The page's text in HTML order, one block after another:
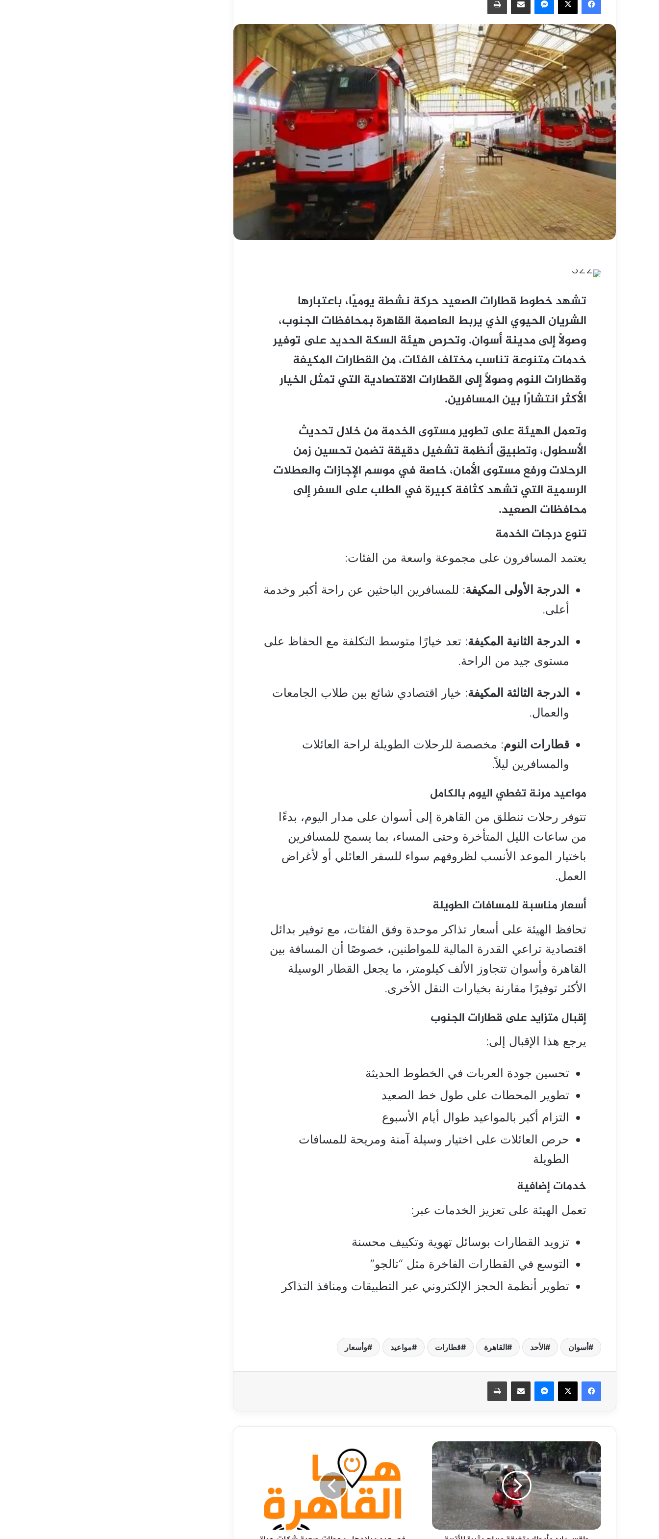
تشهد خطوط قطارات الصعيد حركة نشطة يوميًا، باعتبارها
الشريان الحيوي الذي يربط العاصمة القاهرة بمحافظات الجنوب،
وصولًا إلى مدينة أسوان. وتحرص هيئة السكة الحديد على توفير
خدمات متنوعة تناسب مختلف الفئات، من القطارات المكيفة
وقطارات النوم وصولًا إلى القطارات الاقتصادية التي تمثل الخيار
الأكثر انتشارًا بين المسافرين.
وتعمل الهيئة على تطوير مستوى الخدمة من خلال تحديث
الأسطول، وتطبيق أنظمة تشغيل دقيقة تضمن تحسين زمن
الرحلات ورفع مستوى الأمان، خاصة في موسم الإجازات والعطلات
الرسمية التي تشهد كثافة كبيرة في الطلب على السفر إلى
محافظات الصعيد.
تنوع درجات الخدمة
يعتمد المسافرون على مجموعة واسعة من الفئات:
الدرجة الأولى المكيفة: للمسافرين الباحثين عن راحة أكبر وخدمة
أعلى.
الدرجة الثانية المكيفة: تعد خيارًا متوسط التكلفة مع الحفاظ على
مستوى جيد من الراحة.
الدرجة الثالثة المكيفة: خيار اقتصادي شائع بين طلاب الجامعات
والعمال.
قطارات النوم: مخصصة للرحلات الطويلة لراحة العائلات
والمسافرين ليلاً.
مواعيد مرنة تغطي اليوم بالكامل
تتوفر رحلات تنطلق من القاهرة إلى أسوان على مدار اليوم، بدءًا
من ساعات الليل المتأخرة وحتى المساء، بما يسمح للمسافرين
باختيار الموعد الأنسب لظروفهم سواء للسفر العائلي أو لأغراض
العمل.
أسعار مناسبة للمسافات الطويلة
تحافظ الهيئة على أسعار تذاكر موحدة وفق الفئات، مع توفير بدائل
اقتصادية تراعي القدرة المالية للمواطنين، خصوصًا أن المسافة بين
القاهرة وأسوان تتجاوز الألف كيلومتر، ما يجعل القطار الوسيلة
الأكثر توفيرًا مقارنة بخيارات النقل الأخرى.
إقبال متزايد على قطارات الجنوب
يرجع هذا الإقبال إلى:
تحسين جودة العربات في الخطوط الحديثة
تطوير المحطات على طول خط الصعيد
التزام أكبر بالمواعيد طوال أيام الأسبوع
حرص العائلات على اختيار وسيلة آمنة ومريحة للمسافات
الطويلة
خدمات إضافية
تعمل الهيئة على تعزيز الخدمات عبر:
تزويد القطارات بوسائل تهوية وتكييف محسنة
التوسع في القطارات الفاخرة مثل “تالجو”
تطوير أنظمة الحجز الإلكتروني عبر التطبيقات ومنافذ التذاكر
أسوان الأحد القاهرة قطارات مواعيد وأسعار
فيسبوك ‫X ماسنجر مشاركة عبر البريد طباعة
طقس
بارد
وأمطار
متفرقة
ورياح
مثيرة
للأتربة
اليوم
الأحد
ميلادها..
محطات